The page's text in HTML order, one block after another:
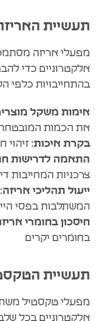
תעשיית
מפעלי אריזה
אלקטרוניים כדי
בהתחייבויות כלפי
אימות משקל
את הכמות
בקרת איכות: זיהוי
התאמה לדרישות
צרכניות המחייבות
ייעול תהליכי אריזה
המשתלבות בפסי
חיסכון בחומרי
בחומרים יקרים
תעשיית
מפעלי טקסטיל
אלקטרוניים בכל